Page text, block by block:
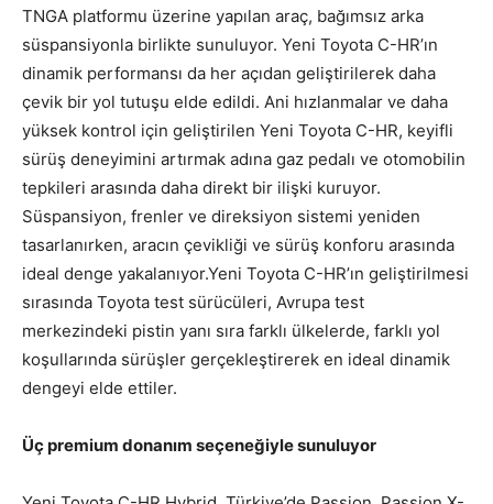
TNGA platformu üzerine yapılan araç, bağımsız arka
süspansiyonla birlikte sunuluyor. Yeni Toyota C-HR’ın
dinamik performansı da her açıdan geliştirilerek daha
çevik bir yol tutuşu elde edildi. Ani hızlanmalar ve daha
yüksek kontrol için geliştirilen Yeni Toyota C-HR, keyifli
sürüş deneyimini artırmak adına gaz pedalı ve otomobilin
tepkileri arasında daha direkt bir ilişki kuruyor.
Süspansiyon, frenler ve direksiyon sistemi yeniden
tasarlanırken, aracın çevikliği ve sürüş konforu arasında
ideal denge yakalanıyor.Yeni Toyota C-HR’ın geliştirilmesi
sırasında Toyota test sürücüleri, Avrupa test
merkezindeki pistin yanı sıra farklı ülkelerde, farklı yol
koşullarında sürüşler gerçekleştirerek en ideal dinamik
dengeyi elde ettiler.
Üç premium donanım seçeneğiyle sunuluyor